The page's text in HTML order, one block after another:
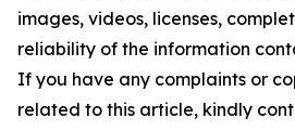
images, videos, licenses,
reliability of the information
If you have any complaints or
related to this article, kindly